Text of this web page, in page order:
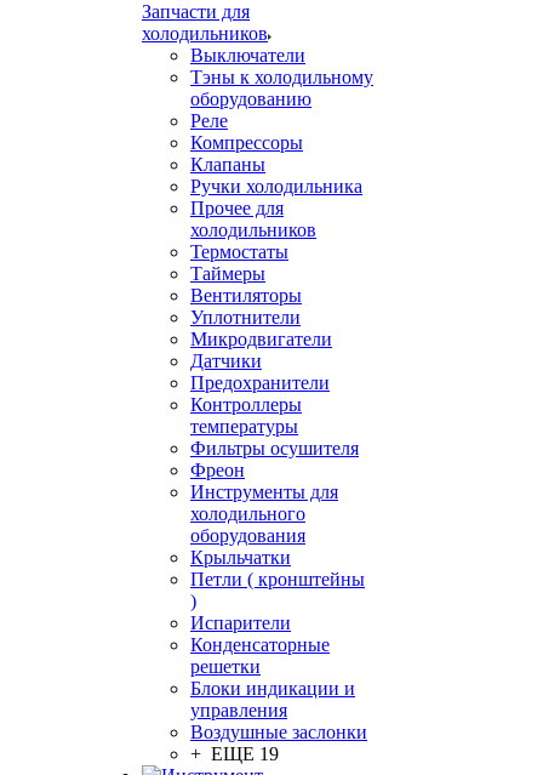
Запчасти для
холодильников
Выключатели
Тэны к холодильному
оборудованию
Реле
Компрессоры
Клапаны
Ручки холодильника
Прочее для
холодильников
Термостаты
Таймеры
Вентиляторы
Уплотнители
Микродвигатели
Датчики
Предохранители
Контроллеры
температуры
Фильтры осушителя
Фреон
Инструменты для
холодильного
оборудования
Крыльчатки
Петли ( кронштейны
)
Испарители
Конденсаторные
решетки
Блоки индикации и
управления
Воздушные заслонки
+ ЕЩЕ 19